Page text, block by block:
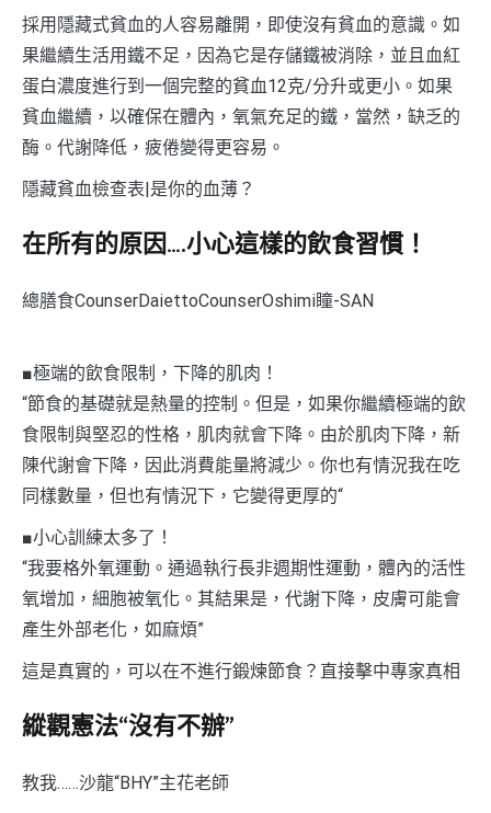
採用隱藏式貧血的人容易離開，即使沒有貧血的意識。如
果繼續生活用鐵不足，因為它是存儲鐵被消除，並且血紅
蛋白濃度進行到一個完整的貧血12克/分升或更小。如果
貧血繼續，以確保在體內，氧氣充足的鐵，當然，缺乏的
酶。代謝降低，疲倦變得更容易。
隱藏貧血檢查表|是你的血薄？
在所有的原因….小心這樣的飲食習慣！
總膳食CounserDaiettoCounserOshimi瞳-SAN
■極端的飲食限制，下降的肌肉！
“節食的基礎就是熱量的控制。但是，如果你繼續極端的飲
食限制與堅忍的性格，肌肉就會下降。由於肌肉下降，新
陳代謝會下降，因此消費能量將減少。你也有情況我在吃
同樣數量，但也有情況下，它變得更厚的“
■小心訓練太多了！
“我要格外氧運動。通過執行長非週期性運動，體內的活性
氧增加，細胞被氧化。其結果是，代謝下降，皮膚可能會
產生外部老化，如麻煩”
這是真實的，可以在不進行鍛煉節食？直接擊中專家真相
縱觀憲法“沒有不辦”
教我……沙龍“BHY”主花老師